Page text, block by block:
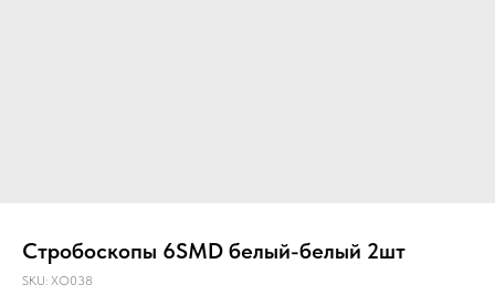
Стробоскопы 6SMD белый-белый 2шт
SKU: XO038